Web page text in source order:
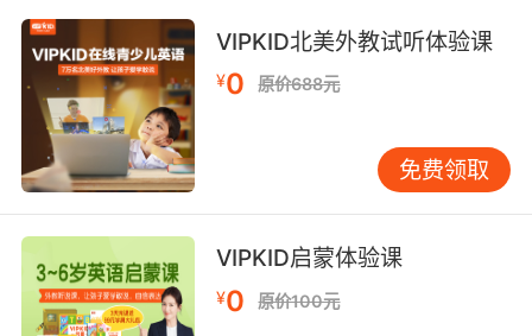
展现。少儿学习英语机构经验认为这样孩子的印
象是非常深刻的，也能激发孩子对于英语的学习
兴趣。
背单词技巧三、听英文歌
有一些英文单词读起来是非常拗口的，对于一些
也会丧失学习英语的信心。但是通过英文歌的方
式来学习的话就容易很多，像是那些经典的英文
歌谣都是有轻快的旋律，以及简单、朗朗上口的
VIPKID北美外教试听体验课
¥0 原价688元
免费领取
VIPKID启蒙体验课
¥0 原价100元